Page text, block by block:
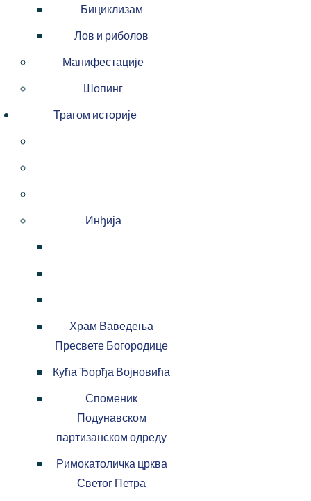
Бициклизам
Лов и риболов
Манифестације
Шопинг
Трагом историје
Инђија
Храм Ваведења
Пресвете Богородице
Кућа Ђорђа Војновића
Споменик
Подунавском
партизанском одреду
Римокатоличка црква
Светог Петра